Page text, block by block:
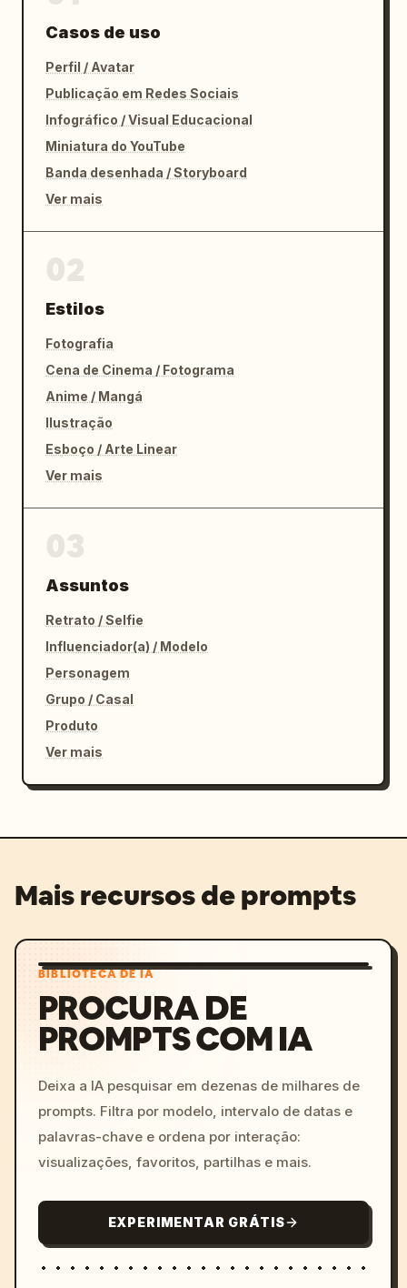
Casos de uso
Perfil / Avatar
Publicação em Redes Sociais
Infográfico / Visual Educacional
Miniatura do YouTube
Banda desenhada / Storyboard
Ver mais
Estilos
Fotografia
Cena de Cinema / Fotograma
Anime / Mangá
Ilustração
Esboço / Arte Linear
Ver mais
Assuntos
Retrato / Selfie
Influenciador(a) / Modelo
Personagem
Grupo / Casal
Produto
Ver mais
Mais recursos de prompts
BIBLIOTECA DE IA
PROCURA DE
PROMPTS COM IA
Deixa a IA pesquisar em dezenas de milhares de
prompts. Filtra por modelo, intervalo de datas e
palavras-chave e ordena por interação:
visualizações, favoritos, partilhas e mais.
EXPERIMENTAR GRÁTIS